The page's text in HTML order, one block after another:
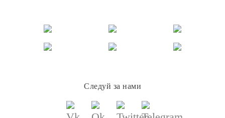
Следуй за нами